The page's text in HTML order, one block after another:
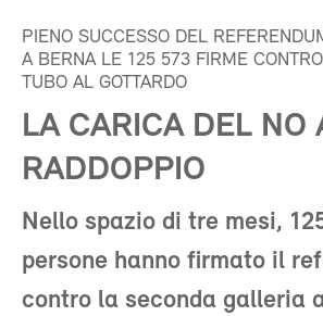
PIENO SUCCESSO DEL
A BERNA LE 125 573 FIRME
TUBO AL GOTTARDO
LA CARICA DEL NO
RADDOPPIO
Nello spazio di tre mesi,
persone hanno firmato il
contro la seconda galleria